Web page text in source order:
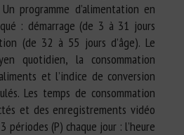
programme d’alimentation en
: démarrage (de 3 à 31 jours
(de 32 à 55 jours d’âge). Le
quotidien, la consommation
et l’indice de conversion
Les temps de consommation
et des enregistrements vidéo
(P) chaque jour : l’heure